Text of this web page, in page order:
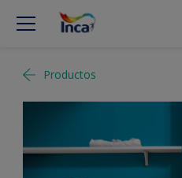
Productos